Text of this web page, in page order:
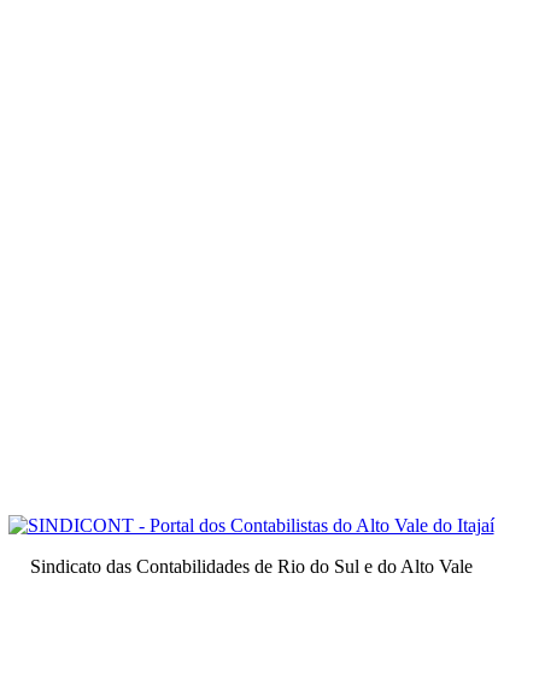
Sindicato das Contabilidades de Rio do Sul e do Alto Vale